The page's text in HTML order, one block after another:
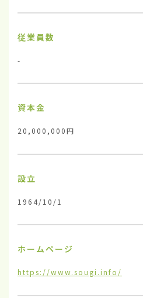
従業員数
-
資本金
20,000,000円
設立
1964/10/1
ホームページ
https://www.sougi.info/